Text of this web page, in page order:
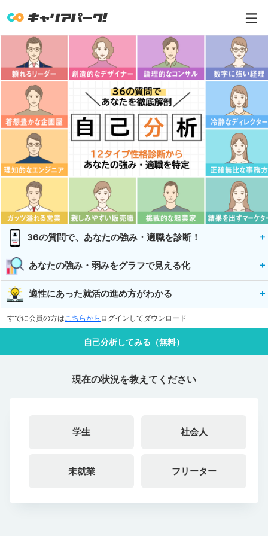
36の質問で、あなたの強み・適職を診断！
あなたの強み・弱みをグラフで見える化
適性にあった就活の進め方がわかる
すでに会員の方は こちらから ログインしてダウンロード
自己分析してみる（無料）
現在の状況を教えてください
学生 社会人
未就業 フリーター